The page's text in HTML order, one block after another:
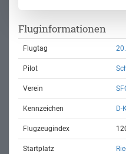
Fluginformationen
Flugtag
Pilot
Verein
Kennzeichen D-
Flugzeugindex
Startplatz